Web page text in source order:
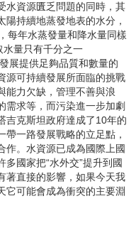
水資源匱乏問題的同時，其
持續地蒸發地表的水分，
每年水蒸發量和降水量同樣
量只有千分之一
展提供足夠品質和數量的
源可持續發展所面臨的挑戰
能力欠缺，管理不善與浪
需求等，而污染進一步加劇
吉克斯坦政府達成了10年的
一路發展戰略的立足點，
作。水資源已成為國際上國
國家把“水外交”提升到國
著直接的影響，如果今天我
它可能會成為衝突的主要淵